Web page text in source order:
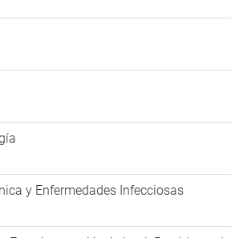
y Enfermedades Infecciosas